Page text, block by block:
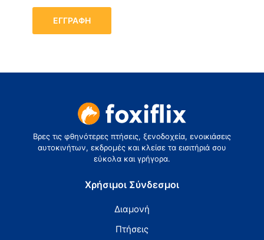
Βρες τις φθηνότερες πτήσεις, ξενοδοχεία, ενοικιάσεις
αυτοκινήτων, εκδρομές και κλείσε τα εισιτήριά σου
εύκολα και γρήγορα.
Χρήσιμοι Σύνδεσμοι
Διαμονή
Πτήσεις